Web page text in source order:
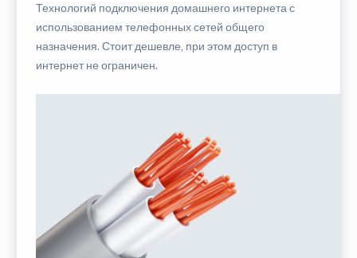
Технологий подключения домашнего интернета с
использованием телефонных сетей общего
назначения. Стоит дешевле, при этом доступ в
интернет не ограничен.